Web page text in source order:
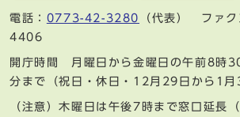
電話： 0773-42-3280
（代表） ファ
4406
開庁時間 月曜日から金曜日の午前8時
分まで（祝日・休日・12月29日から1月
（注意）木曜日は午後7時まで窓口延長